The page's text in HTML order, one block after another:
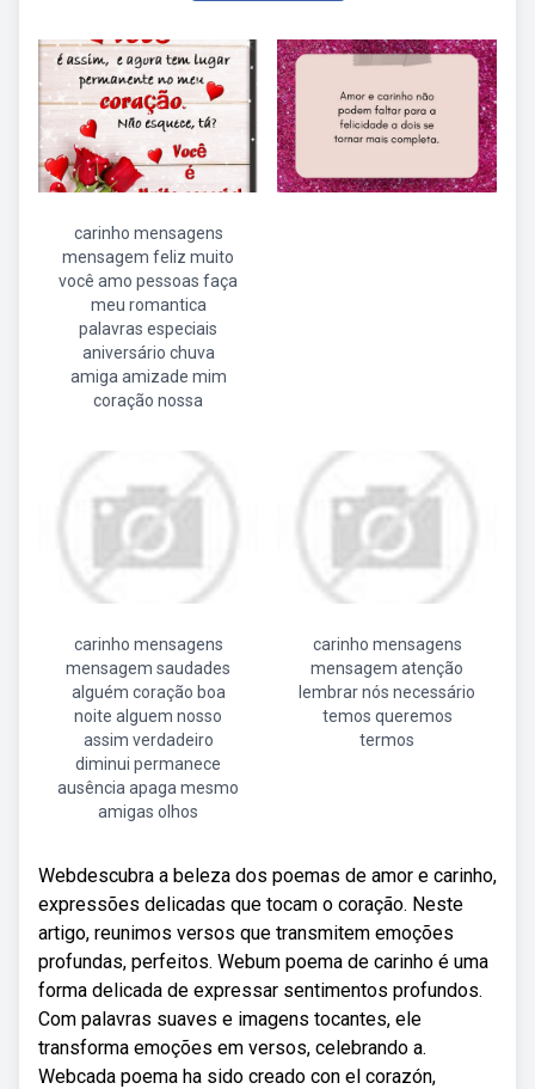
carinho mensagens
mensagem feliz muito
você amo pessoas faça
meu romantica
palavras especiais
aniversário chuva
amiga amizade mim
coração nossa
carinho mensagens
mensagem saudades
alguém coração boa
noite alguem nosso
assim verdadeiro
diminui permanece
ausência apaga mesmo
amigas olhos
carinho mensagens
mensagem atenção
lembrar nós necessário
temos queremos
termos
Webdescubra a beleza dos poemas de amor e carinho,
expressões delicadas que tocam o coração. Neste
artigo, reunimos versos que transmitem emoções
profundas, perfeitos. Webum poema de carinho é uma
forma delicada de expressar sentimentos profundos.
Com palavras suaves e imagens tocantes, ele
transforma emoções em versos, celebrando a.
Webcada poema ha sido creado con el corazón,